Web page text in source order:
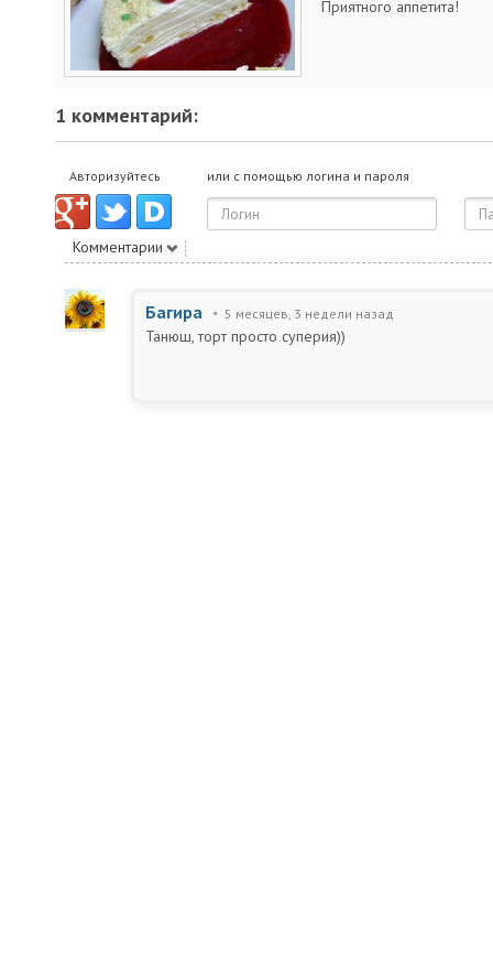
Приятного аппетита!
1 комментарий:
Авторизуйтесь или с помощью логина и пароля
Комментарии
Багира 5 месяцев, 3 недели назад
Танюш, торт просто суперия))